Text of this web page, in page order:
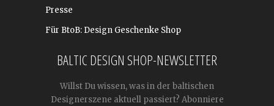
Presse
Für BtoB: Design Geschenke Shop
BALTIC DESIGN SHOP-NEWSLETTER
Willst Du wissen, was in der baltischen
Designerszene aktuell passiert? Abonniere